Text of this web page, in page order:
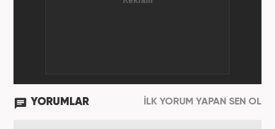
YORUMLAR İLK YORUM YAPAN SEN OL